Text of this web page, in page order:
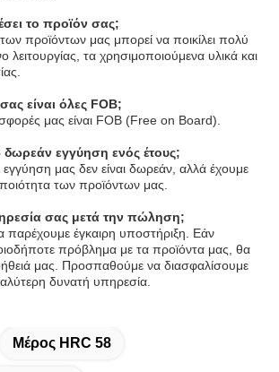
το προϊόν σας;
προϊόντων μας μπορεί να ποικίλει πολύ
λειτουργίας, τα χρησιμοποιούμενα υλικά και
είναι όλες FOB;
μας είναι FOB (Free on Board).
εγγύηση ενός έτους;
μας δεν είναι δωρεάν, αλλά έχουμε
των προϊόντων μας.
σας μετά την πώληση;
παρέχουμε έγκαιρη υποστήριξη. Εάν
πρόβλημα με τα προϊόντα μας, θα
μας. Προσπαθούμε να διασφαλίσουμε
δυνατή υπηρεσία.
Μέρος HRC 58